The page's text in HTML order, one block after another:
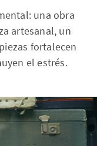
una obra
artesanal, un
fortalecen
el estrés.